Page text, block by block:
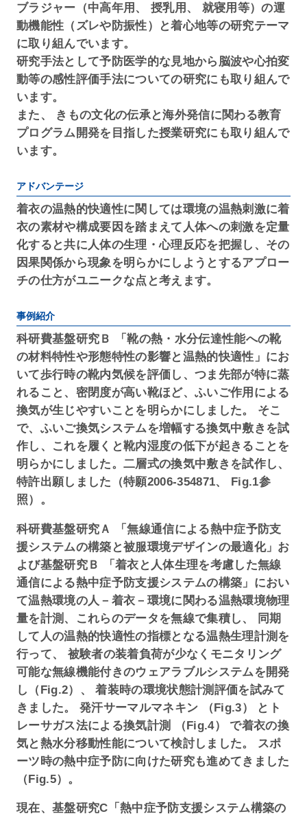
ブラジャー（中高年用、 授乳用、 就寝用等）の運
動機能性（ズレや防振性）と着心地等の研究テーマ
に取り組んでいます。
研究手法として予防医学的な見地から脳波や心拍変
動等の感性評価手法についての研究にも取り組んで
います。
また、 きもの文化の伝承と海外発信に関わる教育
プログラム開発を目指した授業研究にも取り組んで
います。
アドバンテージ
着衣の温熱的快適性に関しては環境の温熱刺激に着
衣の素材や構成要因を踏まえて人体への刺激を定量
化すると共に人体の生理・心理反応を把握し、その
因果関係から現象を明らかにしようとするアプロー
チの仕方がユニークな点と考えます。
事例紹介
科研費基盤研究Ｂ 「靴の熱・水分伝達性能への靴
の材料特性や形態特性の影響と温熱的快適性」にお
いて歩行時の靴内気候を評価し、つま先部が特に蒸
れること、密閉度が高い靴ほど、ふいご作用による
換気が生じやすいことを明らかにしました。 そこ
で、ふいご換気システムを増幅する換気中敷きを試
作し、これを履くと靴内湿度の低下が起きることを
明らかにしました。二層式の換気中敷きを試作し、
特許出願しました（特願2006-354871、 Fig.1参
照）。
科研費基盤研究Ａ 「無線通信による熱中症予防支
援システムの構築と被服環境デザインの最適化」お
よび基盤研究Ｂ 「着衣と人体生理を考慮した無線
通信による熱中症予防支援システムの構築」におい
て温熱環境の人－着衣－環境に関わる温熱環境物理
量を計測、これらのデータを無線で集積し、 同期
して人の温熱的快適性の指標となる温熱生理計測を
行って、 被験者の装着負荷が少なくモニタリング
可能な無線機能付きのウェアラブルシステムを開発
し（Fig.2）、 着装時の環境状態計測評価を試みて
きました。 発汗サーマルマネキン （Fig.3） とト
レーサガス法による換気計測 （Fig.4） で着衣の換
気と熱水分移動性能について検討しました。 スポ
ーツ時の熱中症予防に向けた研究も進めてきました
（Fig.5）。
現在、基盤研究C「熱中症予防支援システム構築の